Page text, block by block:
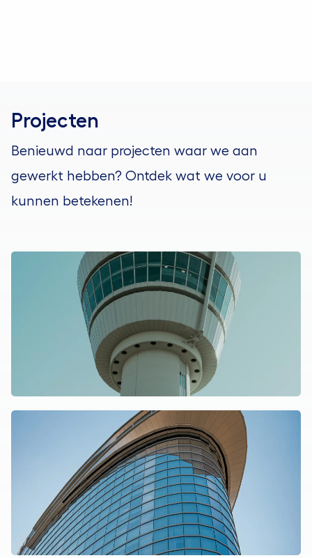
Projecten
Benieuwd naar projecten waar we aan
gewerkt hebben? Ontdek wat we voor u
kunnen betekenen!
Lees over de case
Lees over de case KLM
Lees over de case PwC